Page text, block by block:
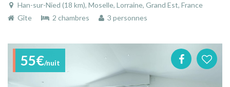
Han-sur-Nied (18 km), Moselle, Lorraine, Grand Est, France
Gîte
2 chambres 3 personnes
55€/nuit